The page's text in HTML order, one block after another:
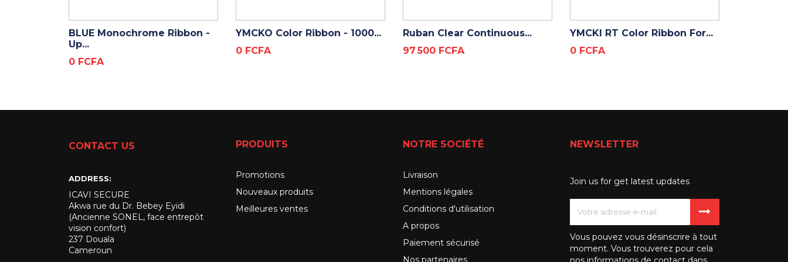
ADD TO CART
BLUE Monochrome Ribbon -
Up...
Prix
0 FCFA
ADD TO CART
YMCKO Color Ribbon - 1000...
Prix
0 FCFA
ADD TO CART
Ruban Clear Continuous...
Prix
97 500 FCFA
ADD TO CART
YMCKI RT Color Ribbon For...
Prix
0 FCFA
CONTACT US
ADDRESS:
ICAVI SECURE
Akwa rue du Dr. Bebey Eyidi
(Ancienne SONEL, face entrepôt
vision confort)
237 Douala
Cameroun
PRODUITS
Promotions
Nouveaux produits
Meilleures ventes
NOTRE SOCIÉTÉ
Livraison
Mentions légales
Conditions d'utilisation
A propos
Paiement sécurisé
Nos partenaires
NEWSLETTER
Join us for get latest updates
Vous pouvez vous désinscrire à tout
moment. Vous trouverez pour cela